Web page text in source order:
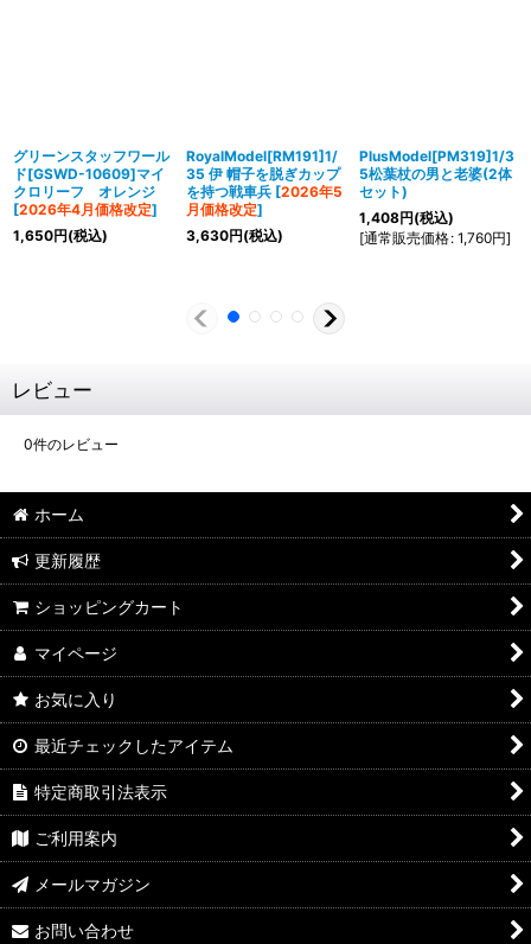
グリーンスタッフワール
ド[GSWD-10609]マイ
クロリーフ オレンジ
[2026年4月価格改定]
1,650円(税込)
RoyalModel[RM191]1/
35 伊 帽子を脱ぎカップ
を持つ戦車兵 [2026年5
月価格改定]
3,630円(税込)
PlusModel[PM319]1/3
5松葉杖の男と老婆(2体
セット)
1,408円(税込)
[通常販売価格: 1,760円]
レビュー
0件のレビュー
ホーム
更新履歴
ショッピングカート
マイページ
お気に入り
最近チェックしたアイテム
特定商取引法表示
ご利用案内
メールマガジン
お問い合わせ